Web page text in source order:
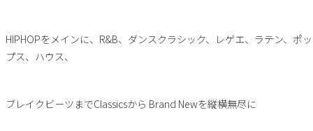
HIPHOPをメインに、R&B、ダンスクラシック、レゲエ、ラテン、ポッ
プス、ハウス、
ブレイクビーツまでClassicsから Brand Newを縦横無尽に